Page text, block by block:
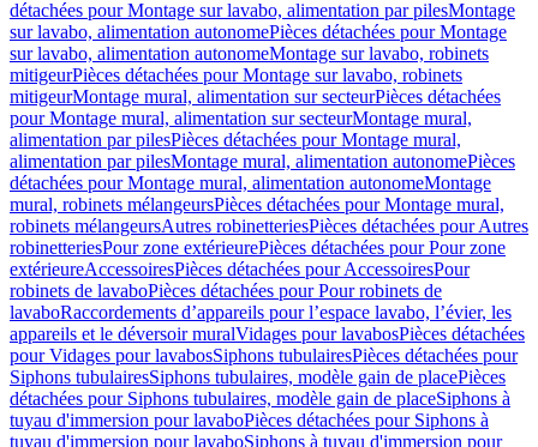
détachées pour Montage sur lavabo, alimentation par pilesMontage
sur lavabo, alimentation autonomePièces détachées pour Montage
sur lavabo, alimentation autonomeMontage sur lavabo, robinets
mitigeurPièces détachées pour Montage sur lavabo, robinets
mitigeurMontage mural, alimentation sur secteurPièces détachées
pour Montage mural, alimentation sur secteurMontage mural,
alimentation par pilesPièces détachées pour Montage mural,
alimentation par pilesMontage mural, alimentation autonomePièces
détachées pour Montage mural, alimentation autonomeMontage
mural, robinets mélangeursPièces détachées pour Montage mural,
robinets mélangeursAutres robinetteriesPièces détachées pour Autres
robinetteriesPour zone extérieurePièces détachées pour Pour zone
extérieureAccessoiresPièces détachées pour AccessoiresPour
robinets de lavaboPièces détachées pour Pour robinets de
lavaboRaccordements d’appareils pour l’espace lavabo, l’évier, les
appareils et le déversoir muralVidages pour lavabosPièces détachées
pour Vidages pour lavabosSiphons tubulairesPièces détachées pour
Siphons tubulairesSiphons tubulaires, modèle gain de placePièces
détachées pour Siphons tubulaires, modèle gain de placeSiphons à
tuyau d'immersion pour lavaboPièces détachées pour Siphons à
tuyau d'immersion pour lavaboSiphons à tuyau d'immersion pour